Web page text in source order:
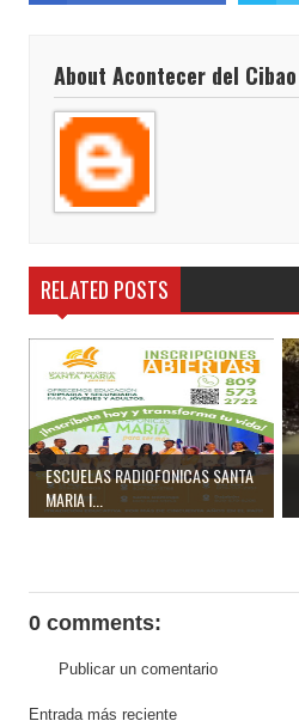
About Acontecer del Cibao
RELATED POSTS
ESCUELAS RADIOFONICAS SANTA
MARIA I...
0 comments:
Publicar un comentario
Entrada más reciente